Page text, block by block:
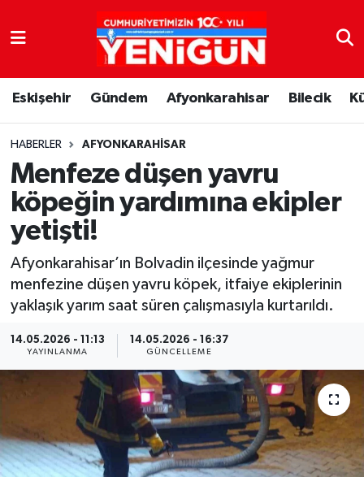
Eskişehir Gündem Afyonkarahisar Bilecik
HABERLER AFYONKARAHISAR
Menfeze düşen yavru
köpeğin yardımına ekipler
yetişti!
Afyonkarahisar’ın Bolvadin ilçesinde yağmur
menfezine düşen yavru köpek, itfaiye ekiplerinin
yaklaşık yarım saat süren çalışmasıyla kurtarıldı.
14.05.2026 - 11:13
YAYINLANMA
14.05.2026 - 16:37
GÜNCELLEME
Nöbetçi Eczaneler
Hava Durumu
Trafik Durumu
Süper Lig Puan Durumu ve Fikstür
Tüm Manşetler
Son Dakika Haberleri
Haber Arşivi